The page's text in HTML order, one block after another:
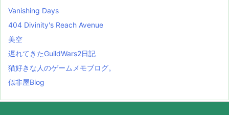
Vanishing Days
404 Divinity's Reach Avenue
美空
遅れてきたGuildWars2日記
猫好きな人のゲームメモブログ。
似非屋Blog